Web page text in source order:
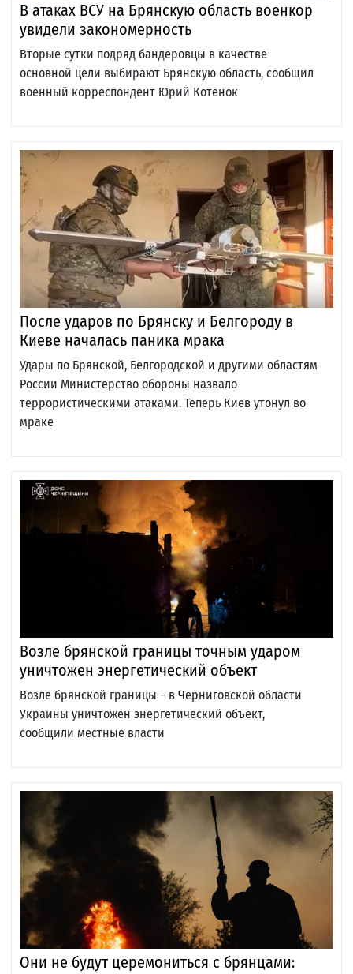
В атаках ВСУ на Брянскую область военкор
увидели закономерность
Вторые сутки подряд бандеровцы в качестве
основной цели выбирают Брянскую область, сообщил
военный корреспондент Юрий Котенок
После ударов по Брянску и Белгороду в
Киеве началась паника мрака
Удары по Брянской, Белгородской и другими областям
России Министерство обороны назвало
террористическими атаками. Теперь Киев утонул во
мраке
Возле брянской границы точным ударом
уничтожен энергетический объект
Возле брянской границы − в Черниговской области
Украины уничтожен энергетический объект,
сообщили местные власти
Они не будут церемониться с брянцами: